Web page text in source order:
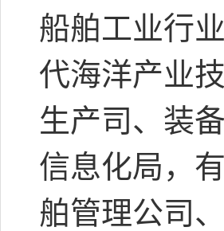
船舶工业行
代海洋产业
生产司、装
信息化局，
舶管理公司